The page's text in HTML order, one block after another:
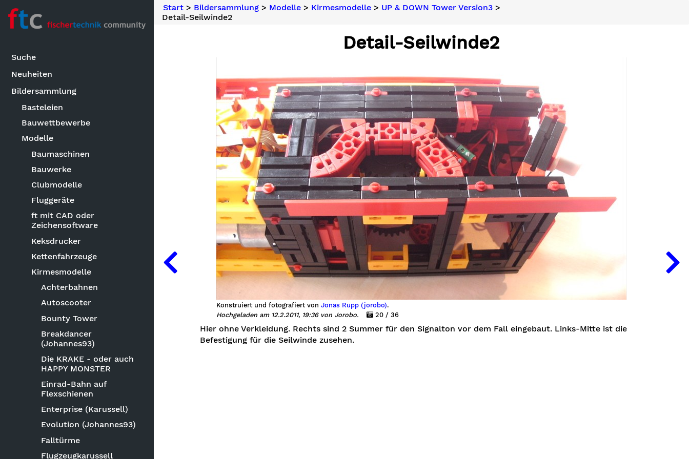
Suche
Neuheiten
Bildersammlung
Basteleien
Bauwettbewerbe
Modelle
Baumaschinen
Bauwerke
Clubmodelle
Fluggeräte
ft mit CAD oder
Zeichensoftware
Keksdrucker
Kettenfahrzeuge
Kirmesmodelle
Achterbahnen
Autoscooter
Bounty Tower
Breakdancer
(Johannes93)
Die KRAKE - oder auch
HAPPY MONSTER
Einrad-Bahn auf
Flexschienen
Enterprise (Karussell)
Evolution (Johannes93)
Falltürme
Flugzeugkarussell
Start> Bildersammlung> Modelle> Kirmesmodelle> UP & DOWN Tower Version3>
Detail-Seilwinde2
Detail-Seilwinde2
Konstruiert und fotografiert von Jonas Rupp (jorobo).
Hochgeladen am 12.2.2011, 19:36 von Jorobo.
20 / 36
Hier ohne Verkleidung. Rechts sind 2 Summer für den Signalton vor dem Fall eingebaut. Links-Mitte ist die
Befestigung für die Seilwinde zusehen.